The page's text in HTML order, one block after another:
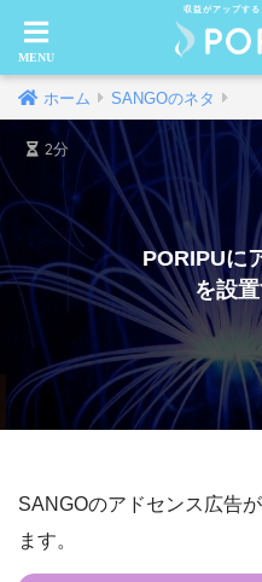
収益がアップす
ホーム SANGOのネタ
PORIPUに
を設
2分
SANGOのアドセンス広告
ます。